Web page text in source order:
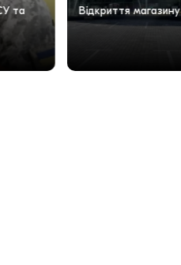
та
Відкриття магазину